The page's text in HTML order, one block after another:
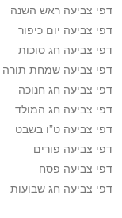
דפי צביעה ראש השנה
דפי צביעה יום כיפור
דפי צביעה חג סוכות
דפי צביעה שמחת תורה
דפי צביעה חג חנוכה
דפי צביעה חג המולד
דפי צביעה ט”ו בשבט
דפי צביעה פורים
דפי צביעה פסח
דפי צביעה חג שבועות